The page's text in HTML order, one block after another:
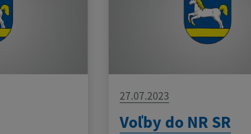
27.07.2023
Voľby do NR SR